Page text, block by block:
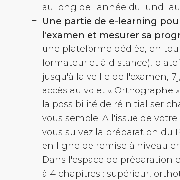
au long de l'année du lundi
Une partie de e-learning
l'examen et mesurer sa
une plateforme dédiée, en
formateur et à distance),
jusqu'à la veille de l'examen,
accès au volet « Orthographe
la possibilité de réinitialiser
vous semble. A l'issue de
vous suivez la préparation du
en ligne de remise à niveau
Dans l'espace de préparation
à 4 chapitres : supérieur,